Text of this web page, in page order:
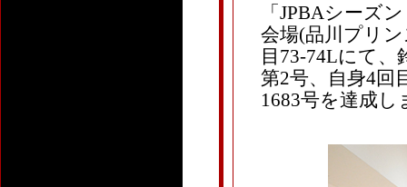
「JPBAシーズ
会場(品川プリ
目73-74Lにて、
第2号、自身4回
1683号を達成し